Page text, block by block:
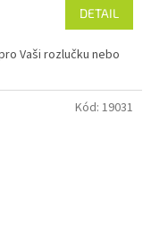
DETAIL
Vaši rozlučku nebo
Kód: 19031